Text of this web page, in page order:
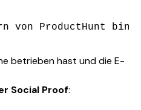
betrieben hast und die E-
Social Proof: